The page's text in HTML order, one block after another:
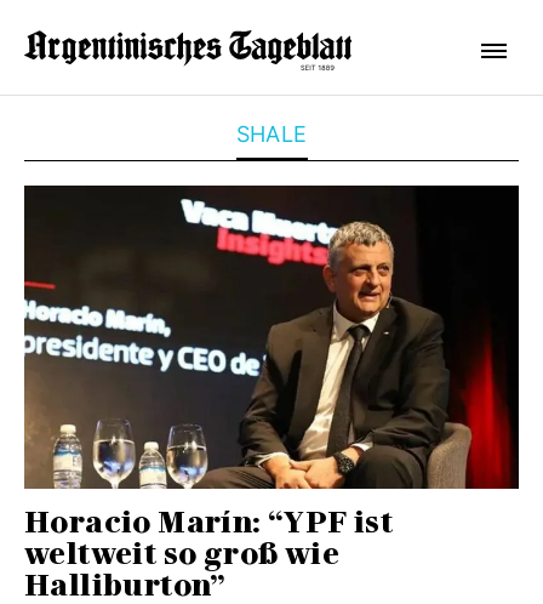
SHALE
Horacio Marín: “YPF ist
weltweit so groß wie
Halliburton”